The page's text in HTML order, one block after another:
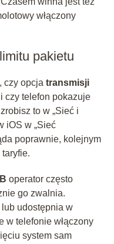
włączony
pakietu
czy opcja transmisji
czy telefon pokazuje
to w „Sieć i
iOS w „Sieć
poprawnie, kolejnym
operator często
go zwalnia.
lub udostępnia w
w telefonie włączony
system sam